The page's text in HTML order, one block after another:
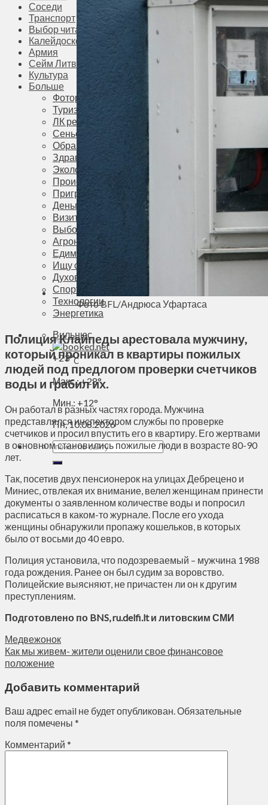
Соседи
Транспорт
Выбор читателей
Калейдоскоп
Армия
Сейм Литвы
Культура
Больше
Фоторепортаж
Туризм
ЛК рекомендует
Сеньорам
Образование
Здравоохранение
Экология
Происшествия
Приграничье
Деньги
Визиты
Выборы
Агроновости
Едим дома
Ищу семью
Духовное пространство
Спорт
Технологии
Энергетика
Вильнюс
+23°C
Макс.:+28°
Мин.: +12°
Пн, 10.08.2026
Фото BFL/Андрюса Уфартаса
Полиция Клайпеды арестовала мужчину,
который проникал в квартиры пожилых
людей под предлогом проверки счетчиков
воды и грабил их.
Он работал в разных частях города. Мужчина
представлялся инспектором службы по проверке
счетчиков и просил впустить его в квартиру. Его жертвами
в основном становились пожилые люди в возрасте 80-90
лет.
Так, посетив двух пенсионерок на улицах Дебрецено и
Миниес, отвлекая их внимание, велел женщинам принести
документы о заявленном количестве воды и попросил
расписаться в каком-то журнале. После его ухода
женщины обнаружили пропажу кошельков, в которых
было от восьми до 40 евро.
Полиция установила, что подозреваемый – мужчина 1988
года рождения. Ранее он был судим за воровство.
Полицейские выясняют, не причастен ли он к другим
преступлениям.
Подготовлено по BNS, ru.delfi.lt и литовским СМИ
Медвежонок
Как мы живем- жители оценили свое финансовое
положение
Добавить комментарий
Ваш адрес email не будет опубликован.Обязательные
поля помечены *
Комментарий *